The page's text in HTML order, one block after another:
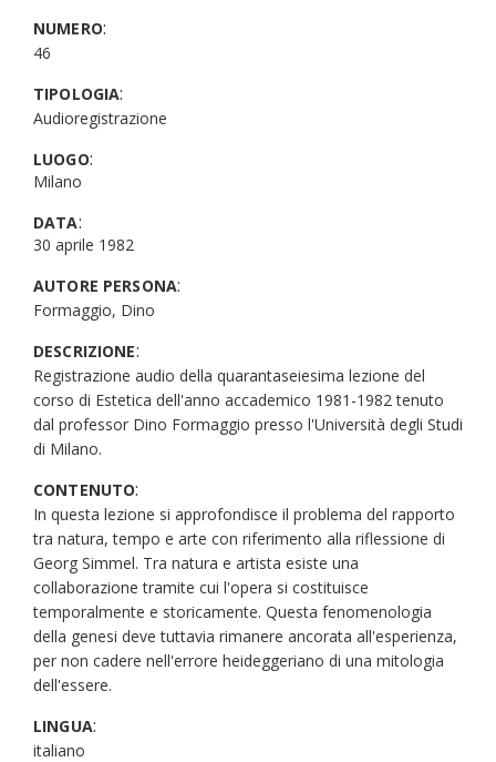
NUMERO:
46
TIPOLOGIA:
Audioregistrazione
LUOGO:
Milano
DATA:
30 aprile 1982
AUTORE PERSONA:
Formaggio, Dino
DESCRIZIONE:
Registrazione audio della quarantaseiesima lezione del
corso di Estetica dell'anno accademico 1981-1982 tenuto
dal professor Dino Formaggio presso l'Università degli Studi
di Milano.
CONTENUTO:
In questa lezione si approfondisce il problema del rapporto
tra natura, tempo e arte con riferimento alla riflessione di
Georg Simmel. Tra natura e artista esiste una
collaborazione tramite cui l'opera si costituisce
temporalmente e storicamente. Questa fenomenologia
della genesi deve tuttavia rimanere ancorata all'esperienza,
per non cadere nell'errore heideggeriano di una mitologia
dell'essere.
LINGUA:
italiano